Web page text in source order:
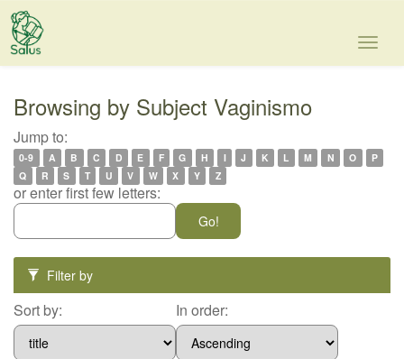
Skip
Browsing by Subject Vaginismo
Jump to:
0-9 A B C D E F G H I J K L M N O
P
Q
R S T U V W X Y Z
or enter first few letters:
Filter by
Sort by: In order: